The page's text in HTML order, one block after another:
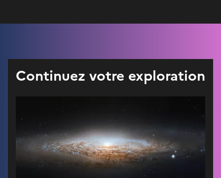
Continuez votre exploration